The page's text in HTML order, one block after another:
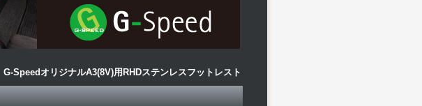
G-SpeedオリジナルA3(8V)用RHDステンレスフットレスト